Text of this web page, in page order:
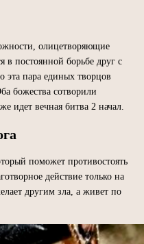
олицетворяющие
в постоянной борьбе друг с
эта пара единых творцов
божества сотворили
идет вечная битва 2 начал.
поможет противостоять
действие только на
другим зла, а живет по